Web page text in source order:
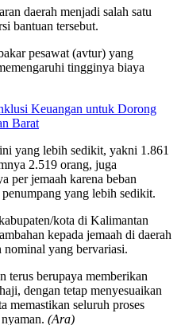
daerah menjadi salah satu
bantuan tersebut.
pesawat (avtur) yang
tingginya biaya
Keuangan untuk Dorong
Barat
yang lebih sedikit, yakni 1.861
2.519 orang, juga
per jemaah karena beban
yang lebih sedikit.
kota di Kalimantan
kepada jemaah di daerah
nominal yang bervariasi.
terus berupaya memberikan
dengan tetap menyesuaikan
memastikan seluruh proses
(Ara)